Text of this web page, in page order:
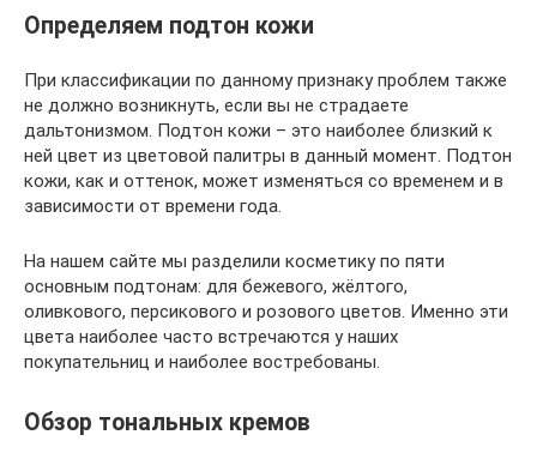
Определяем подтон кожи
При классификации по данному признаку проблем также
не должно возникнуть, если вы не страдаете
дальтонизмом. Подтон кожи – это наиболее близкий к
ней цвет из цветовой палитры в данный момент. Подтон
кожи, как и оттенок, может изменяться со временем и в
зависимости от времени года.
На нашем сайте мы разделили косметику по пяти
основным подтонам: для бежевого, жёлтого,
оливкового, персикового и розового цветов. Именно эти
цвета наиболее часто встречаются у наших
покупательниц и наиболее востребованы.
Обзор тональных кремов